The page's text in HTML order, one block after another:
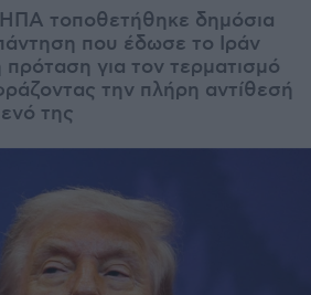
τοποθετήθηκε δημόσια
που έδωσε το Ιράν
πρόταση για τον τερματισμό
την πλήρη αντίθεσή
της